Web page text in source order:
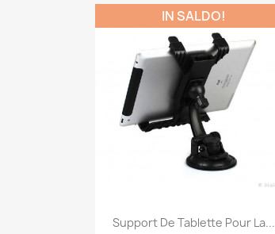
Anteprima
Support De Tablette Pour La...
IN SALDO!